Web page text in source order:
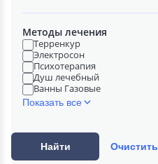
Методы лечения
Терренкур
Электросон
Психотерапия
Душ лечебный
Ванны Газовые
Показать все
Найти Очистить